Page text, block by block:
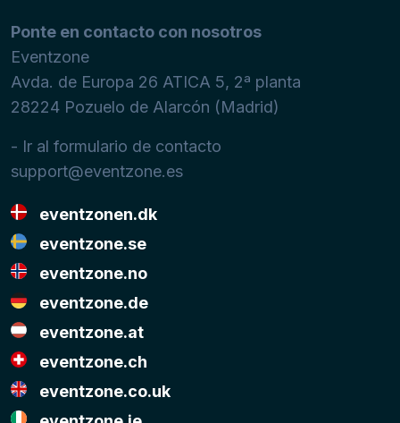
Ponte en contacto con nosotros
Eventzone
Avda. de Europa 26 ATICA 5, 2ª planta
28224 Pozuelo de Alarcón (Madrid)
- Ir al formulario de contacto
support@eventzone.es
eventzonen.dk
eventzone.se
eventzone.no
eventzone.de
eventzone.at
eventzone.ch
eventzone.co.uk